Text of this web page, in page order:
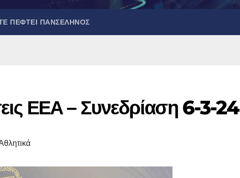
ΠΈΦΤΕΙ ΠΑΝΣΈΛΗΝΟΣ
ΕΕΑ – Συνεδρίαση 6-3-24